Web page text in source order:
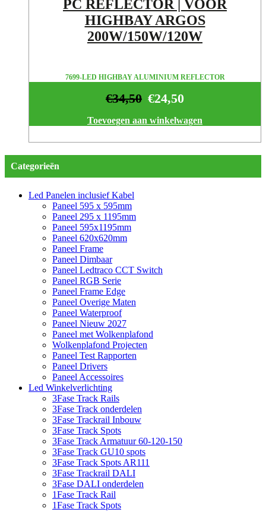
PC REFLECTOR | VOOR
HIGHBAY ARGOS
200W/150W/120W
7699-LED HIGHBAY ALUMINIUM REFLECTOR
€24,50
€34,50
Toevoegen aan winkelwagen
Categorieën
Led Panelen inclusief Kabel
Paneel 595 x 595mm
Paneel 295 x 1195mm
Paneel 595x1195mm
Paneel 620x620mm
Paneel Frame
Paneel Dimbaar
Paneel Ledtraco CCT Switch
Paneel RGB Serie
Paneel Frame Edge
Paneel Overige Maten
Paneel Waterproof
Paneel Nieuw 2027
Paneel met Wolkenplafond
Wolkenplafond Projecten
Paneel Test Rapporten
Paneel Drivers
Paneel Accessoires
Led Winkelverlichting
3Fase Track Rails
3Fase Track onderdelen
3Fase Trackrail Inbouw
3Fase Track Spots
3Fase Track Armatuur 60-120-150
3Fase Track GU10 spots
3Fase Track Spots AR111
3Fase Trackrail DALI
3Fase DALI onderdelen
1Fase Track Rail
1Fase Track Spots